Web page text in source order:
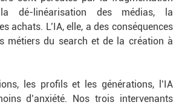
dé-linéarisation des médias, la
achats. L’IA, elle, a des conséquences
métiers du search et de la création à
les profils et les générations, l’IA
d’anxiété. Nos trois intervenants